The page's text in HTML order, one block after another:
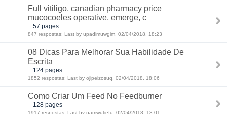
Full vitiligo, canadian pharmacy price
mucocoeles operative, emerge, c
57 pages
847 respostas: Last by upadimuwgim, 02/04/2018, 18:23
08 Dicas Para Melhorar Sua Habilidade De
Escrita
124 pages
1852 respostas: Last by ojipeizosuq, 02/04/2018, 18:06
Como Criar Um Feed No Feedburner
128 pages
1917 respostas: Last by namwutjefu, 02/04/2018, 18:01